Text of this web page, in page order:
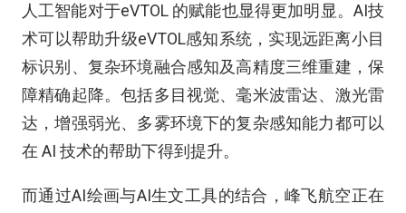
人工智能对于eVTOL 的赋能也显得更加明显。AI技
术可以帮助升级eVTOL感知系统，实现远距离小目
标识别、复杂环境融合感知及高精度三维重建，保
障精确起降。包括多目视觉、毫米波雷达、激光雷
达，增强弱光、多雾环境下的复杂感知能力都可以
在 AI 技术的帮助下得到提升。
而通过AI绘画与AI生文工具的结合，峰飞航空正在